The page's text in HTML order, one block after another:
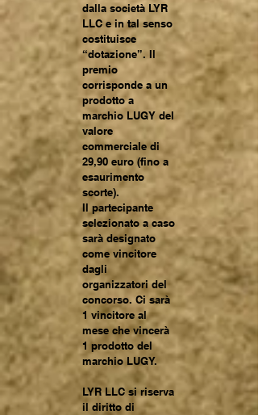
dalla società LYR
LLC e in tal senso
costituisce
“dotazione”. Il
premio
corrisponde a un
prodotto a
marchio LUGY del
valore
commerciale di
29,90 euro (fino a
esaurimento
scorte).
Il partecipante
selezionato a caso
sarà designato
come vincitore
dagli
organizzatori del
concorso. Ci sarà
1 vincitore al
mese che vincerà
1 prodotto del
marchio LUGY.
LYR LLC si riserva
il diritto di